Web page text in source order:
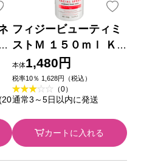
フィジービューティミ
ストＭ １５０ｍｌ Ｋ
ｙｏ Ｔｏｍｏ
本体1,480円
税率10％ 1,628円（税込）
（0）
通常3～5日以内に発送
カートに入れる